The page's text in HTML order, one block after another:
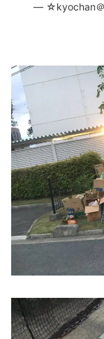
— ☆kyochan＠